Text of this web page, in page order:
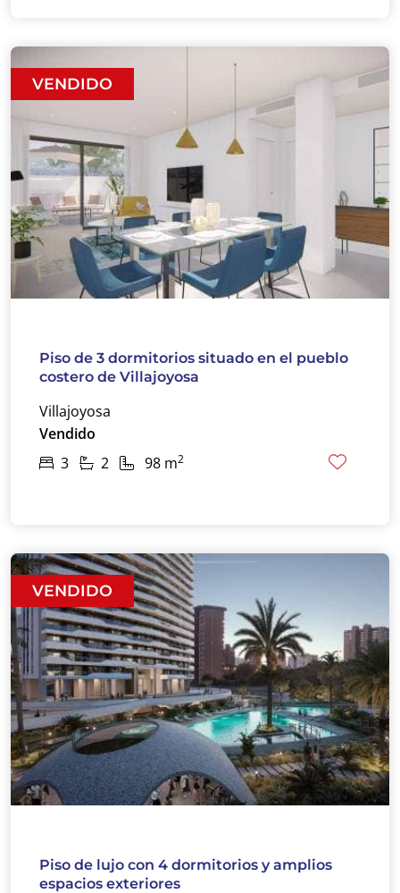
VENDIDO
Piso de 3 dormitorios situado en el pueblo
costero de Villajoyosa
Villajoyosa
Vendido
3
2 98 m2
VENDIDO
Piso de lujo con 4 dormitorios y amplios
espacios exteriores